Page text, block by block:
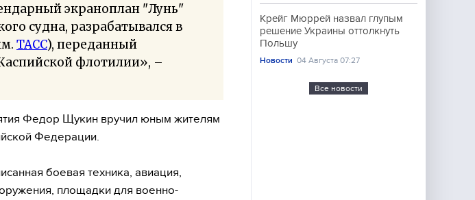
экраноплан "Лунь"
судна, разрабатывался в
ТАСС), переданный
флотилии», –
Федор Щукин вручил юным жителям
Федерации.
боевая техника, авиация,
площадки для военно-
Крейг Мюррей назвал глупым
решение Украины оттолкнуть
Польшу
Новости 04 Августа 07:27
Все новости